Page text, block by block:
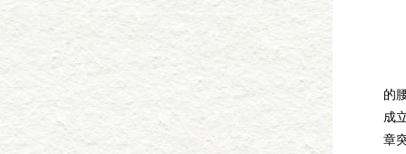
的
成
章